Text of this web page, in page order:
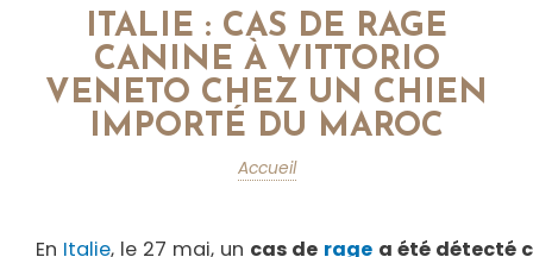
ITALIE : CAS DE RAGE
CANINE À VITTORIO
VENETO CHEZ UN CHIEN
IMPORTÉ DU MAROC
d'Ariane
Accueil
En Italie, le 27 mai, un cas de rage a été détecté